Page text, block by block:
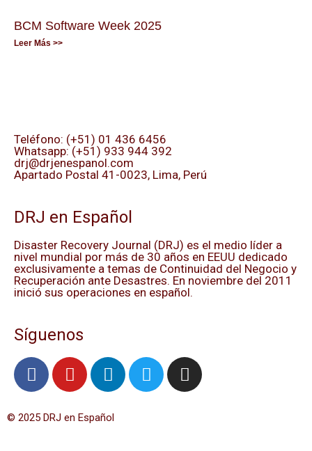
BCM Software Week 2025
Leer Más >>
Teléfono: (+51) 01 436 6456
Whatsapp: (+51) 933 944 392
drj@drjenespanol.com
Apartado Postal 41-0023, Lima, Perú
DRJ en Español
Disaster Recovery Journal (DRJ) es el medio líder a
nivel mundial por más de 30 años en EEUU dedicado
exclusivamente a temas de Continuidad del Negocio y
Recuperación ante Desastres. En noviembre del 2011
inició sus operaciones en español.
Síguenos
© 2025 DRJ en Español